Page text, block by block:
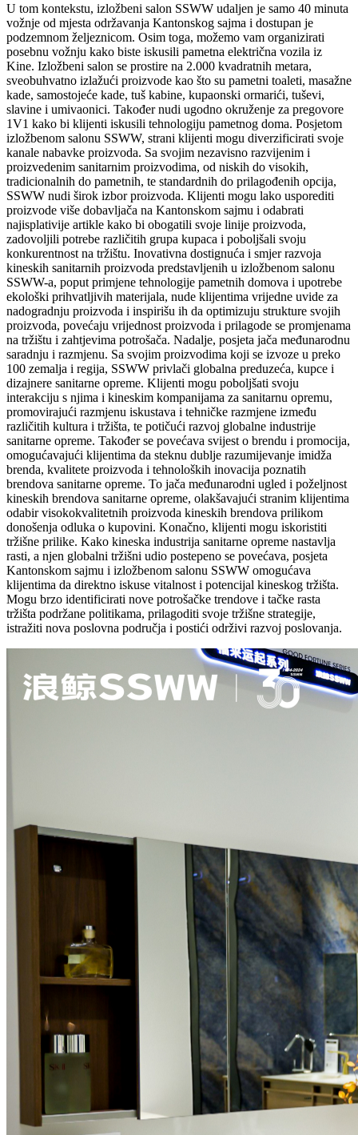
U tom kontekstu, izložbeni salon SSWW udaljen je samo 40 minuta
vožnje od mjesta održavanja Kantonskog sajma i dostupan je
podzemnom željeznicom. Osim toga, možemo vam organizirati
posebnu vožnju kako biste iskusili pametna električna vozila iz
Kine. Izložbeni salon se prostire na 2.000 kvadratnih metara,
sveobuhvatno izlažući proizvode kao što su pametni toaleti, masažne
kade, samostojeće kade, tuš kabine, kupaonski ormarići, tuševi,
slavine i umivaonici. Također nudi ugodno okruženje za pregovore
1V1 kako bi klijenti iskusili tehnologiju pametnog doma. Posjetom
izložbenom salonu SSWW, strani klijenti mogu diverzificirati svoje
kanale nabavke proizvoda. Sa svojim nezavisno razvijenim i
proizvedenim sanitarnim proizvodima, od niskih do visokih,
tradicionalnih do pametnih, te standardnih do prilagođenih opcija,
SSWW nudi širok izbor proizvoda. Klijenti mogu lako usporediti
proizvode više dobavljača na Kantonskom sajmu i odabrati
najisplativije artikle kako bi obogatili svoje linije proizvoda,
zadovoljili potrebe različitih grupa kupaca i poboljšali svoju
konkurentnost na tržištu. Inovativna dostignuća i smjer razvoja
kineskih sanitarnih proizvoda predstavljenih u izložbenom salonu
SSWW-a, poput primjene tehnologije pametnih domova i upotrebe
ekološki prihvatljivih materijala, nude klijentima vrijedne uvide za
nadogradnju proizvoda i inspirišu ih da optimizuju strukture svojih
proizvoda, povećaju vrijednost proizvoda i prilagode se promjenama
na tržištu i zahtjevima potrošača. Nadalje, posjeta jača međunarodnu
saradnju i razmjenu. Sa svojim proizvodima koji se izvoze u preko
100 zemalja i regija, SSWW privlači globalna preduzeća, kupce i
dizajnere sanitarne opreme. Klijenti mogu poboljšati svoju
interakciju s njima i kineskim kompanijama za sanitarnu opremu,
promovirajući razmjenu iskustava i tehničke razmjene između
različitih kultura i tržišta, te potičući razvoj globalne industrije
sanitarne opreme. Također se povećava svijest o brendu i promocija,
omogućavajući klijentima da steknu dublje razumijevanje imidža
brenda, kvalitete proizvoda i tehnoloških inovacija poznatih
brendova sanitarne opreme. To jača međunarodni ugled i poželjnost
kineskih brendova sanitarne opreme, olakšavajući stranim klijentima
odabir visokokvalitetnih proizvoda kineskih brendova prilikom
donošenja odluka o kupovini. Konačno, klijenti mogu iskoristiti
tržišne prilike. Kako kineska industrija sanitarne opreme nastavlja
rasti, a njen globalni tržišni udio postepeno se povećava, posjeta
Kantonskom sajmu i izložbenom salonu SSWW omogućava
klijentima da direktno iskuse vitalnost i potencijal kineskog tržišta.
Mogu brzo identificirati nove potrošačke trendove i tačke rasta
tržišta podržane politikama, prilagoditi svoje tržišne strategije,
istražiti nova poslovna područja i postići održivi razvoj poslovanja.